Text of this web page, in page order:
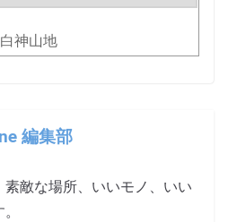
白神山地
編集部
素敵な場所、いいモノ、いい